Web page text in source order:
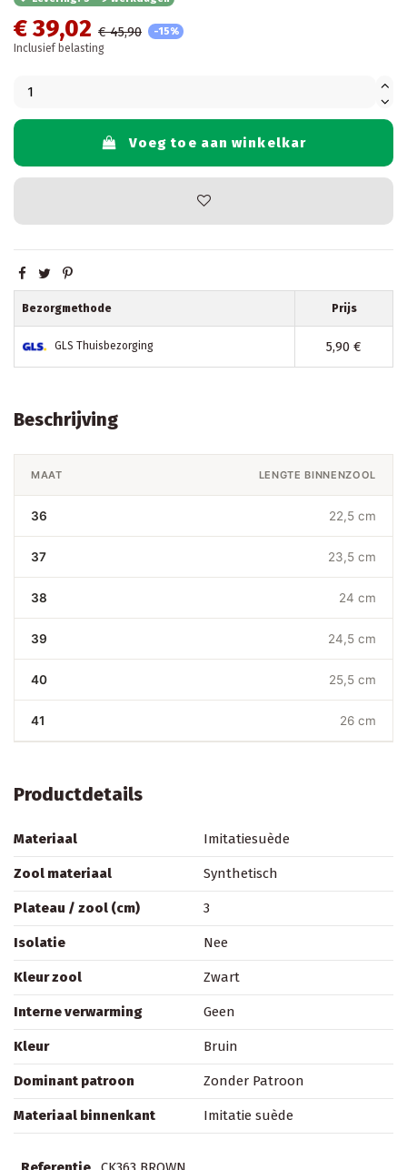
€ 39,02 € 45,90
-15%
Inclusief belasting
Voeg toe aan winkelkar
Bezorgmethode Prijs
GLS Thuisbezorging 5,90 €
Beschrijving
MAAT LENGTE BINNENZOOL
36 22,5 cm
37 23,5 cm
38 24 cm
39 24,5 cm
40 25,5 cm
41 26 cm
Productdetails
Materiaal Imitatiesuède
Zool materiaal Synthetisch
Plateau / zool (cm) 3
Isolatie Nee
Kleur zool Zwart
Interne verwarming Geen
Kleur Bruin
Dominant patroon Zonder Patroon
Materiaal binnenkant Imitatie suède